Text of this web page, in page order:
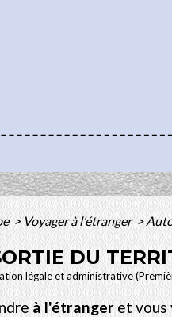
>Voyager à l'étranger>
DU
légale et administrative
à l'étrangeret vous